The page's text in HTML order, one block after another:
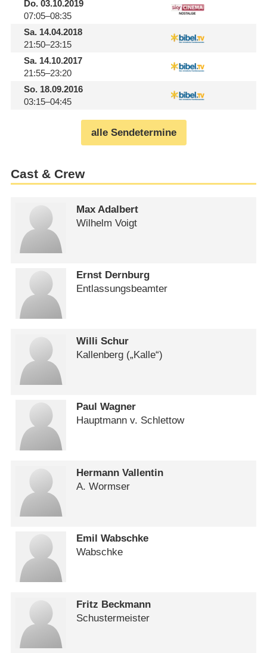
Do.03.10.2019
07:05–08:35
Sa.14.04.2018
21:50–23:15
Sa.14.10.2017
21:55–23:20
So.18.09.2016
03:15–04:45
alle Sendetermine
Cast & Crew
Max Adalbert
Wilhelm Voigt
Ernst Dernburg
Entlassungsbeamter
Willi Schur
Kallenberg („Kalle“)
Paul Wagner
Hauptmann v. Schlettow
Hermann Vallentin
A. Wormser
Emil Wabschke
Wabschke
Fritz Beckmann
Schustermeister